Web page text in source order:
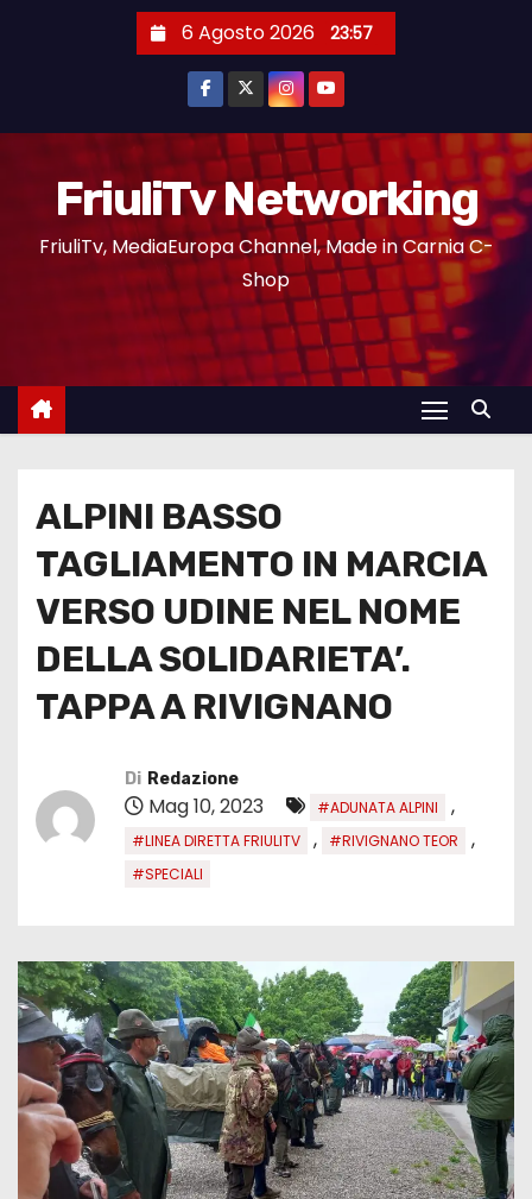
6 Agosto 2026 23:57
FriuliTv Networking
FriuliTv, MediaEuropa Channel, Made in Carnia C-
Shop
ALPINI BASSO
TAGLIAMENTO IN MARCIA
VERSO UDINE NEL NOME
DELLA SOLIDARIETA’.
TAPPA A RIVIGNANO
Di Redazione
Mag 10, 2023 #ADUNATA ALPINI ,
#LINEA DIRETTA FRIULITV , #RIVIGNANO TEOR ,
#SPECIALI